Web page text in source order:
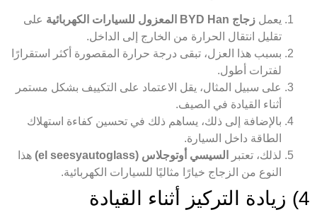
يعمل زجاج BYD Han المعزول للسيارات الكهربائية
على
تقليل انتقال الحرارة من الخارج إلى الداخل.
بسبب هذا العزل، تبقى درجة حرارة المقصورة أكثر استقرارًا
لفترات أطول.
على سبيل المثال، يقل الاعتماد على التكييف بشكل مستمر
أثناء القيادة في الصيف.
بالإضافة إلى ذلك، يساهم ذلك في تحسين كفاءة استهلاك
الطاقة داخل السيارة.
لذلك، تعتبر
السيسي أوتوجلاس (el seesyautoglass)
هذا
النوع من الزجاج خيارًا مثاليًا للسيارات الكهربائية.
4) زيادة التركيز أثناء القيادة